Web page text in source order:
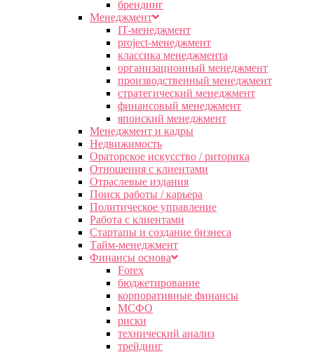
брендинг
Менеджмент
IT-менеджмент
project-менеджмент
классика менеджмента
организационный менеджмент
производственный менеджмент
стратегический менеджмент
финансовый менеджмент
японский менеджмент
Менеджмент и кадры
Недвижимость
Ораторское искусство / риторика
Отношения с клиентами
Отраслевые издания
Поиск работы / карьера
Политическое управление
Работа с клиентами
Стартапы и создание бизнеса
Тайм-менеджмент
Финансы основа
Forex
бюджетирование
корпоративные финансы
МСФО
риски
технический анализ
трейдинг